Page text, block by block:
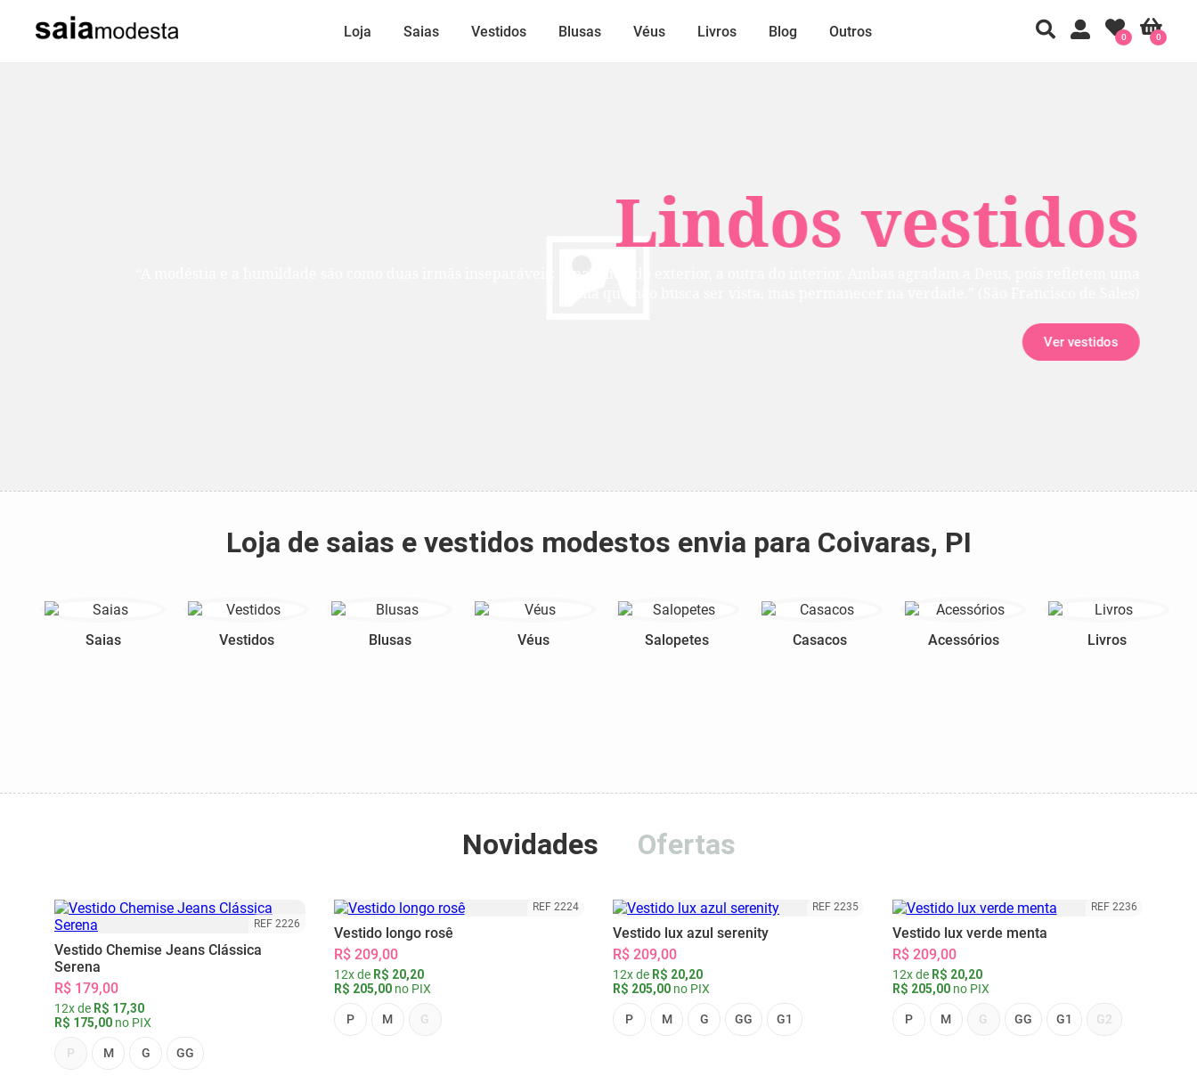
Lindos vestidos
Ver vestidos
Loja Saias Vestidos Blusas Véus Livros Blog Outros 0
0
Loja de saias e vestidos modestos envia para Coivaras, PI
Saias Vestidos Blusas Véus Salopetes Casacos Acessórios Livros
Novidades Ofertas
REF 2226
Vestido Chemise Jeans Clássica
Serena
R$ 179,00
12x de R$ 17,30
R$ 175,00 no PIX
P M G GG
REF 2224
Vestido longo rosê
R$ 209,00
12x de R$ 20,20
R$ 205,00no PIX
P M G
REF 2235
Vestido lux azul serenity
R$ 209,00
12x de R$ 20,20
R$ 205,00 no PIX
P M G GG G1
REF 2236
Vestido lux verde menta
R$ 209,00
12x de R$ 20,20
R$ 205,00no PIX
P M G GG G1 G2